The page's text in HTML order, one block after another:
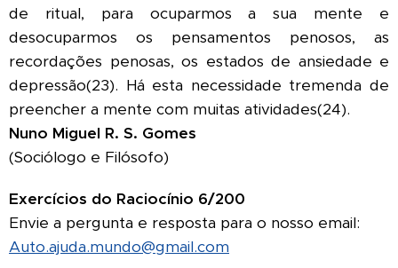
de ritual, para ocuparmos a sua mente e
desocuparmos os pensamentos penosos, as
recordações penosas, os estados de ansiedade e
depressão(23). Há esta necessidade tremenda de
preencher a mente com muitas atividades(24).
Nuno Miguel R. S. Gomes
(Sociólogo e Filósofo)
Exercícios do Raciocínio 6/200
Envie a pergunta e resposta para o nosso email:
Auto.ajuda.mundo@gmail.com